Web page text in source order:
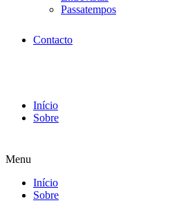
Passatempos
Contacto
Início
Sobre
Menu
Início
Sobre